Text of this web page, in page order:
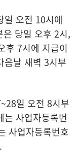
일 오전 10시에
당일 오후 2시,
후 7시에 지급이
음날 새벽 3시부
일 오전 8시부
사업자등록번
사업자등록번호